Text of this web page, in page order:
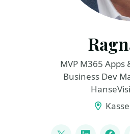
MVP M365 Apps
Business Dev
LINKS